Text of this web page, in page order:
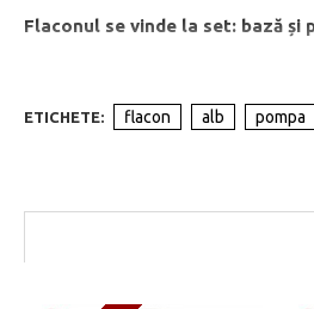
Flaconul se vinde la set: bază și
ETICHETE: flacon alb pompa